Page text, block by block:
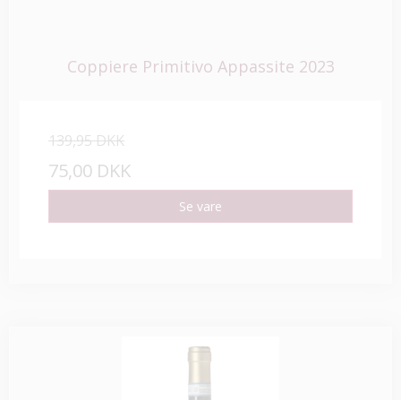
Coppiere Primitivo Appassite 2023
139,95 DKK
75,00 DKK
Se vare